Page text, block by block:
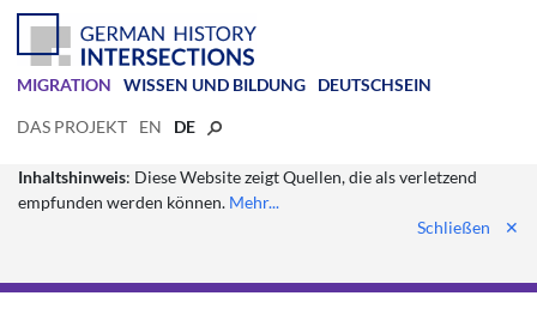
MIGRATION WISSEN UND BILDUNG DEUTSCHSEIN
DAS PROJEKT EN DE
Inhaltshinweis: Diese Website zeigt Quellen, die als verletzend
empfunden werden können. Mehr...
Schließen
✕